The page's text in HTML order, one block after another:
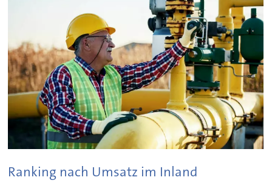
Ranking nach Umsatz im Inland